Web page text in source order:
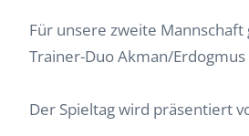
Für unsere zweite Mannschaft
Trainer-Duo Akman/
Der Spieltag wird präsentiert